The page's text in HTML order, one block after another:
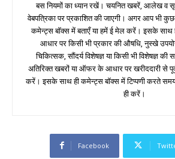
बस नियमों का ध्यान रखें। चयनित खबरें, आलेख व
वेबपत्रिका पर प्रकाशित की जाएगी। अगर आप भी
कमेन्ट्स बॉक्स में बताएँ या हमें ई मेल करें। इसके
आधार पर किसी भी प्रकार की औषधि, नुस्खे
चिकित्सक, सौंदर्य विशेषज्ञ या किसी भी विशेषज्ञ
अतिरिक्त खबरों या ऑफर के आधार पर खरीददारी से
करें। इसके साथ ही कमेन्ट्स बॉक्स में टिप्पणी करते समय
ही करें।
Facebook